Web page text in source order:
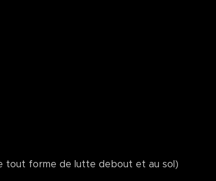
forme de lutte debout et au sol)